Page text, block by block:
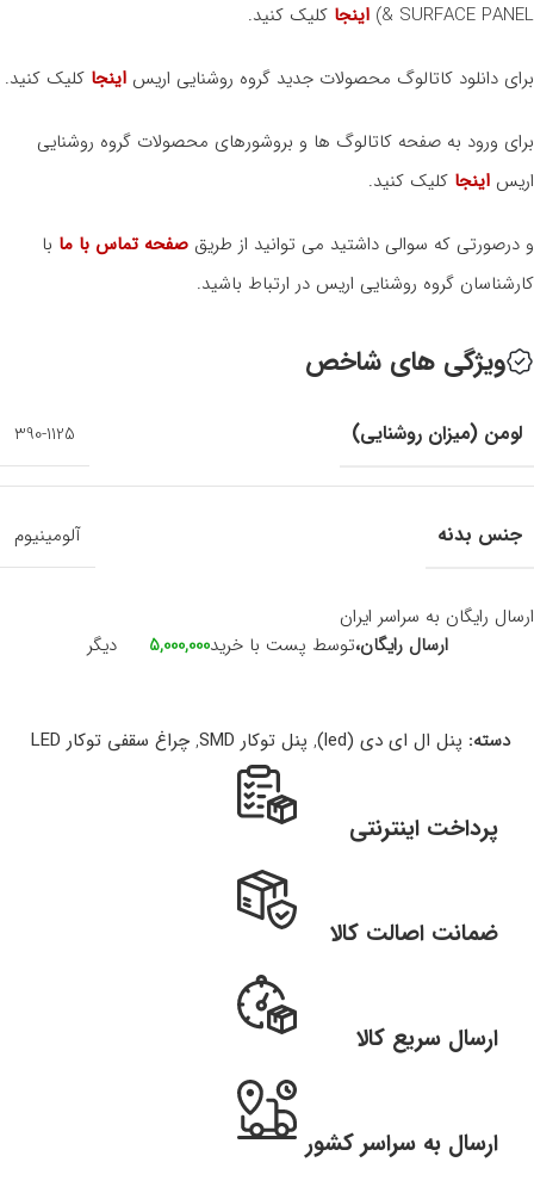
& SURFACE PANEL) اینجا کلیک کنید.
برای دانلود کاتالوگ محصولات جدید گروه روشنایی اریس اینجا کلیک کنید.
برای ورود به صفحه کاتالوگ ها و بروشورهای محصولات گروه روشنایی
اریس اینجا کلیک کنید.
و درصورتی که سوالی داشتید می توانید از طریق صفحه تماس با ما با
کارشناسان گروه روشنایی اریس در ارتباط باشید.
ویژگی های شاخص
لومن (میزان روشنایی) 390-1125
جنس بدنه آلومینیوم
ارسال رایگان به سراسر ایران
ارسال رایگان،توسط پست با خرید5,000,000 دیگر
دسته: پنل ال ای دی (led) , پنل توکار SMD , چراغ سقفی توکار LED
پرداخت اینترنتی
ضمانت اصالت کالا
ارسال سریع کالا
ارسال به سراسر کشور